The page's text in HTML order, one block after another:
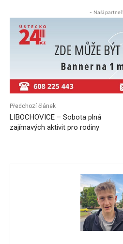
- Naši
Předchozí článek
LIBOCHOVICE – Sobota plná
zajímavých aktivit pro rodiny